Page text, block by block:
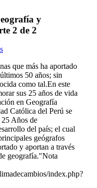
y
2 de 2
que más ha aportado
50 años; sin
como tal.En este
sus 25 años de vida
en Geografía
Católica del Perú se
Años de
del país; el cual
geógrafos
y aportan a través
geografía."Nota
index.php?